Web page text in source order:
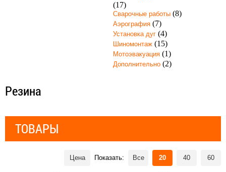
(17)
Сварочные работы(8)
Аэрография(7)
Установка дуг(4)
Шиномонтаж(15)
Мотоэвакуация(1)
Дополнительно(2)
Резина
ТОВАРЫ
Показать: Все 20 40 60
Цена